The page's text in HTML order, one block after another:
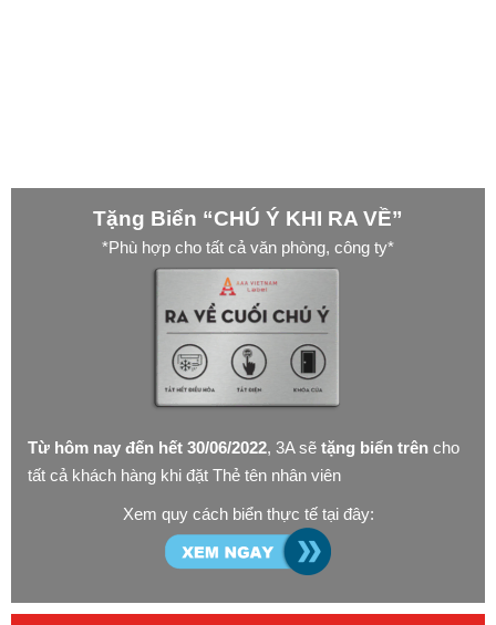
Tặng Biển “CHÚ Ý KHI RA VỀ”
*Phù hợp cho tất cả văn phòng, công ty*
Từ hôm nay đến hết 30/06/2022, 3A sẽ tặng biển trên cho
tất cả khách hàng khi đặt Thẻ tên nhân viên
Xem quy cách biển thực tế tại đây: